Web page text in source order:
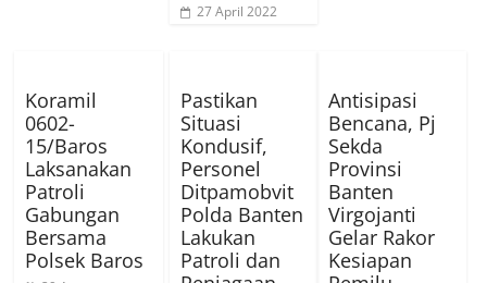
27 April 2022
Koramil
0602-
15/Baros
Laksanakan
Patroli
Gabungan
Bersama
Polsek Baros
Pastikan
Situasi
Kondusif,
Personel
Ditpamobvit
Polda Banten
Lakukan
Patroli dan
Antisipasi
Bencana, Pj
Sekda
Provinsi
Banten
Virgojanti
Gelar Rakor
Kesiapan